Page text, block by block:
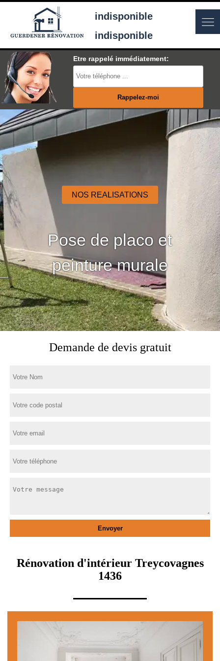
indisponible
indisponible
Etre rappelé immédiatement:
NOS REALISATIONS
Pose de placo et
peinture murale
Demande de devis gratuit
Rénovation d'intérieur Treycovagnes
1436